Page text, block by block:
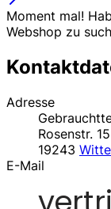
Moment mal!
Webshop zu
Adresse
Rosenstr. 15
19243
E-Mail